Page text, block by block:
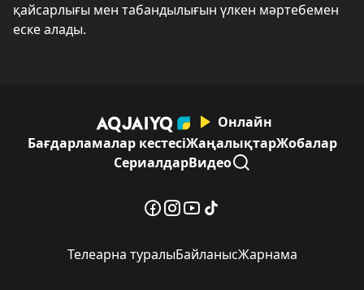
қайсарлығы мен табандылығын үлкен мәртебемен
еске алады.
Онлайн
Бағдарламалар кестесіЖаңалықтарЖобалар
СериалдарВидео
Телеарна туралыБайланысЖарнама